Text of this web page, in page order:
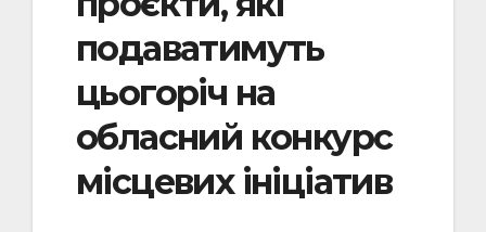
подаватимуть
цьогоріч на
обласний конкурс
місцевих ініціатив